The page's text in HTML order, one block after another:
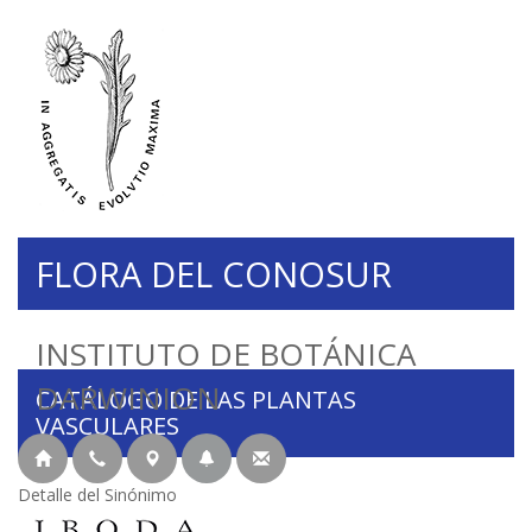
INSTITUTO DE BOTÁNICA
DARWINION
FLORA DEL CONOSUR
CATÁLOGO DE LAS PLANTAS
VASCULARES
Detalle del Sinónimo